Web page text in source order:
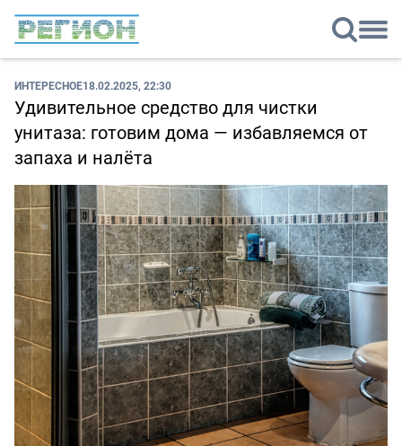
ИНТЕРЕСНОЕ18.02.2025, 22:30
Удивительное средство для чистки
унитаза: готовим дома — избавляемся от
запаха и налёта